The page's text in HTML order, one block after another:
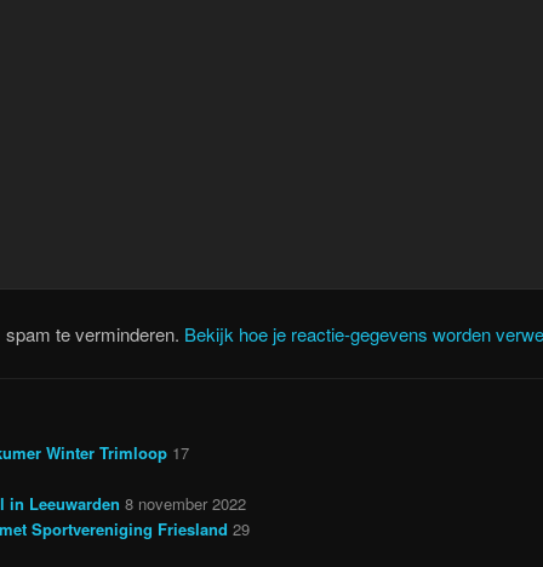
te verminderen. Bekijk hoe je reactie-gegevens worden
Winter Trimloop 17
in Leeuwarden 8 november 2022
Sportvereniging Friesland 29